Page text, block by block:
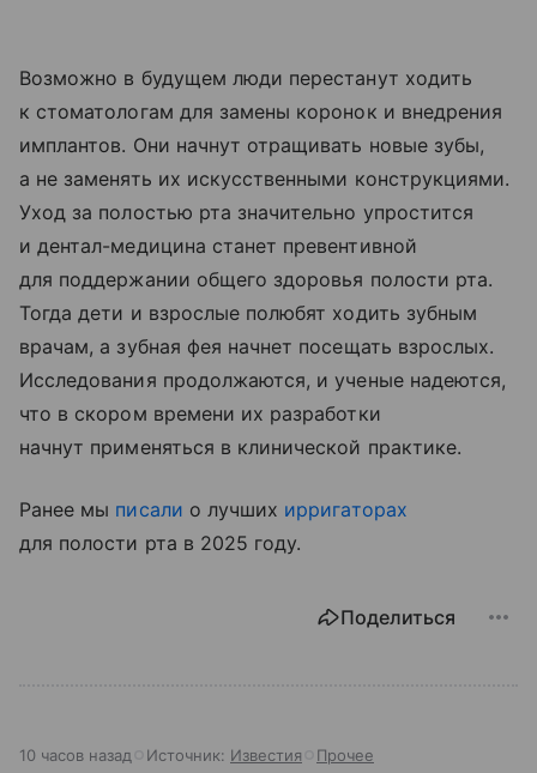
Возможно в будущем люди перестанут ходить
к стоматологам для замены коронок и внедрения
имплантов. Они начнут отращивать новые зубы,
а не заменять их искусственными конструкциями.
Уход за полостью рта значительно упростится
и дентал-медицина станет превентивной
для поддержании общего здоровья полости рта.
Тогда дети и взрослые полюбят ходить зубным
врачам, а зубная фея начнет посещать взрослых.
Исследования продолжаются, и ученые надеются,
что в скором времени их разработки
начнут применяться в клинической практике.
Ранее мы писали о лучших ирригаторах
для полости рта в 2025 году.
Поделиться
10 часов назад Источник: Известия Прочее